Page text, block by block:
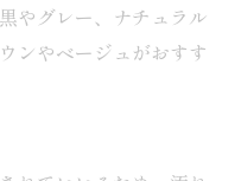
やグレー、ナチュラル
ンやベージュがおすす